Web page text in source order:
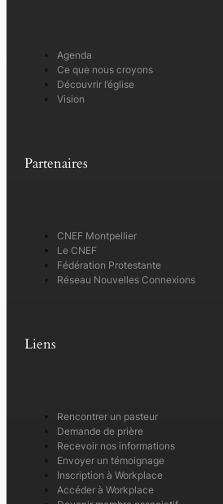
Agenda
Ce que nous croyons
Découvrir l’église
Vision
Partenaires
CNEF Montpellier
Le CNEF
Fédération Protestante
Réseau Nouvelles Connexions
Liens
Rencontrer un pasteur
Demande de prière
Recevoir nos informations
Envoyer un témoignage
Inscription à Workplace
Accéder à Workplace